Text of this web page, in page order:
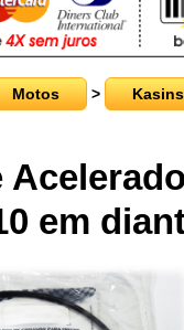
Motos >
em